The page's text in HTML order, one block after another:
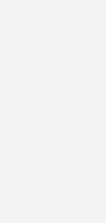
und jede Menge
Heidelberg kamen am
die sich für den
und den Schritt in
Die Initiative richtet sich
die
über ihre
Neben anschaulichen
im Fokus hatten, wurde von
hin zu Finanzierungen auch das
beim
die Fachpartner ohne
Verfügung, die sich